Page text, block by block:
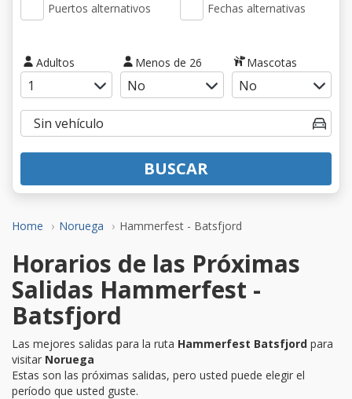
Home Noruega Hammerfest - Batsfjord
Puertos alternativos Fechas alternativas
Adultos Menos de 26 Mascotas
BUSCAR
Horarios de las Próximas
Salidas Hammerfest -
Batsfjord
Las mejores salidas para la ruta Hammerfest Batsfjord para
visitar Noruega
Estas son las próximas salidas, pero usted puede elegir el
período que usted guste.